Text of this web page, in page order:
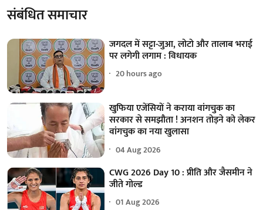
संबंधित समाचार
जगदल में सट्टा-जुआ, लोटो और तालाब भराई
पर लगेगी लगाम : विधायक
20 hours ago
खुफिया एजेंसियों ने कराया वांगचुक का
सरकार से समझौता ! अनशन तोड़ने को लेकर
वांगचुक का नया खुलासा
04 Aug 2026
CWG 2026 Day 10 : प्रीति और जैसमीन ने
जीते गोल्ड
01 Aug 2026